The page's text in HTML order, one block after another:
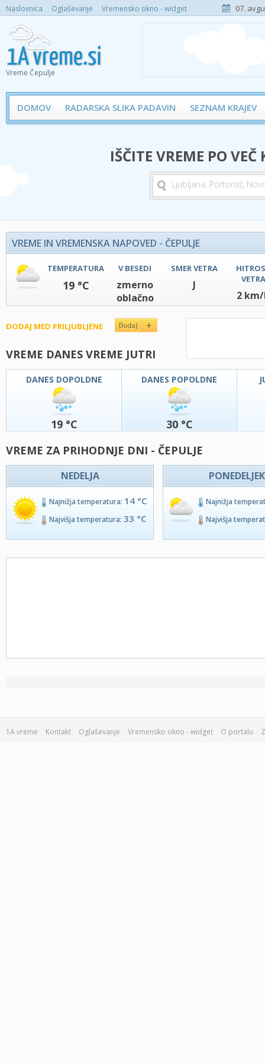
Naslovnica Oglaševanje Vremensko okno - widget 07.
Vreme Čepulje
DOMOV RADARSKA SLIKA PADAVIN SEZNAM KRAJEV
IŠČITE VREME PO
VREME IN VREMENSKA NAPOVED - ČEPULJE
TEMPERATURA
19 °C
V BESEDI
zmerno
oblačno
SMER VETRA
J
VETRA
2
DODAJ MED PRILJUBLJENE
VREME DANES VREME JUTRI
DANES DOPOLDNE
19 °C
DANES POPOLDNE
30 °C
VREME ZA PRIHODNJE DNI - ČEPULJE
NEDELJA
Najnižja temperatura: 14 °C
Najvišja temperatura: 33 °C
PONEDELJEK
Najnižja
Najvišja
1A vreme Kontakt Oglaševanje Vremensko okno - widget O portalu